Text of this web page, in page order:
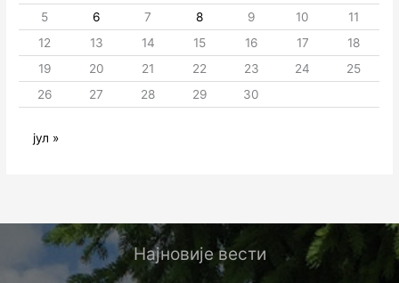
5
6 7 8 9 10
11
12
13 14 15 16 17
18
19
20 21 22 23 24
25
26
27 28 29 30
јул »
Најновије вести